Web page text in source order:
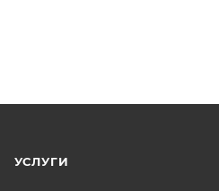
УСЛУГИ